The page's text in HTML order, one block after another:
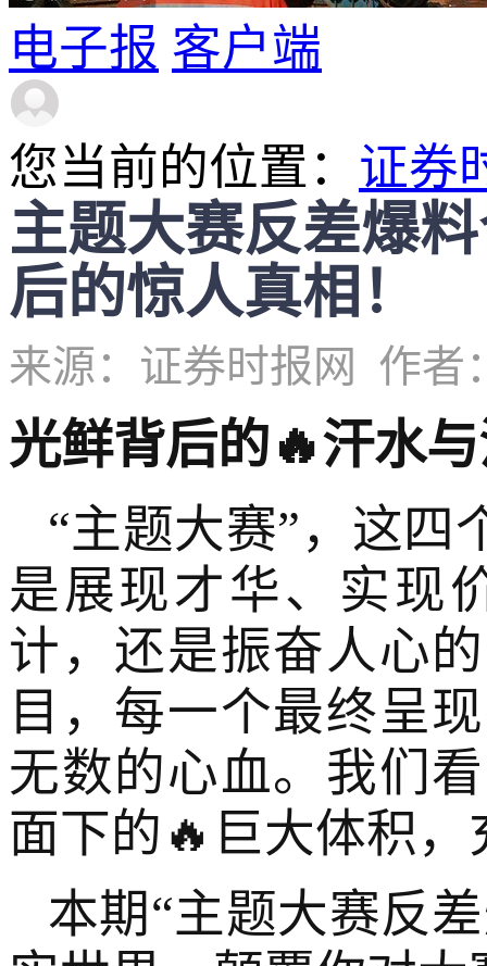
电子报 客户端
您当前的位置： 证券
主题大赛反差爆
后的惊人真相！
来源：证券时报网 作者
光鲜背后的🔥汗水
“主题大赛”，这四
是展现才华、实现
计，还是振奋人心
目，每一个最终呈
无数的心血。我们
面下的🔥巨大体积
本期“主题大赛反